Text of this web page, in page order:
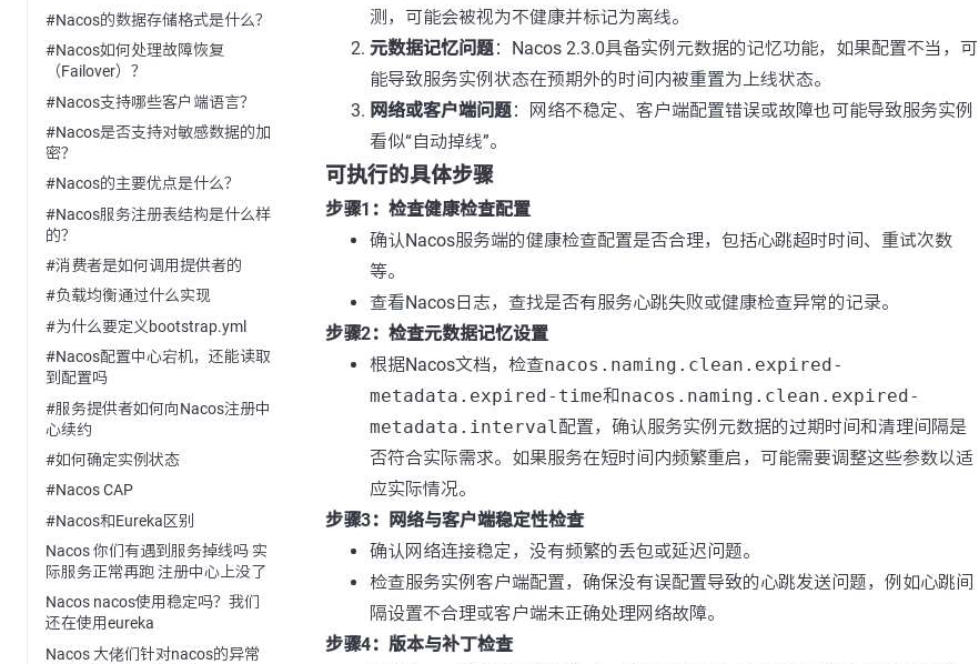
#Nacos的数据存储格式是什么？
#Nacos如何处理故障恢复
（Failover）？
#Nacos支持哪些客户端语言？
#Nacos是否支持对敏感数据的加
密？
#Nacos的主要优点是什么？
#Nacos服务注册表结构是什么样
的？
#消费者是如何调用提供者的
#负载均衡通过什么实现
#为什么要定义bootstrap.yml
#Nacos配置中心宕机，还能读取
到配置吗
#服务提供者如何向Nacos注册中
心续约
#如何确定实例状态
#Nacos CAP
#Nacos和Eureka区别
Nacos 你们有遇到服务掉线吗 实
际服务正常再跑 注册中心上没了
Nacos nacos使用稳定吗？我们
还在使用eureka
Nacos 大佬们针对nacos的异常
测，可能会被视为不健康并标记为离线。
元数据记忆问题：Nacos 2.3.0具备实例元数据的记忆功能，如果配置不当，可
能导致服务实例状态在预期外的时间内被重置为上线状态。
网络或客户端问题：网络不稳定、客户端配置错误或故障也可能导致服务实例
看似“自动掉线”。
可执行的具体步骤
步骤1：检查健康检查配置
确认Nacos服务端的健康检查配置是否合理，包括心跳超时时间、重试次数
等。
查看Nacos日志，查找是否有服务心跳失败或健康检查异常的记录。
步骤2：检查元数据记忆设置
根据Nacos文档，检查nacos.naming.clean.expired-
metadata.expired-time和nacos.naming.clean.expired-
metadata.interval配置，确认服务实例元数据的过期时间和清理间隔是
否符合实际需求。如果服务在短时间内频繁重启，可能需要调整这些参数以适
应实际情况。
步骤3：网络与客户端稳定性检查
确认网络连接稳定，没有频繁的丢包或延迟问题。
检查服务实例客户端配置，确保没有误配置导致的心跳发送问题，例如心跳间
隔设置不合理或客户端未正确处理网络故障。
步骤4：版本与补丁检查